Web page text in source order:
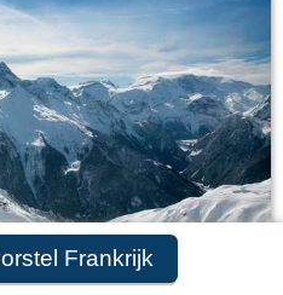
Frankrijk
het paradijs